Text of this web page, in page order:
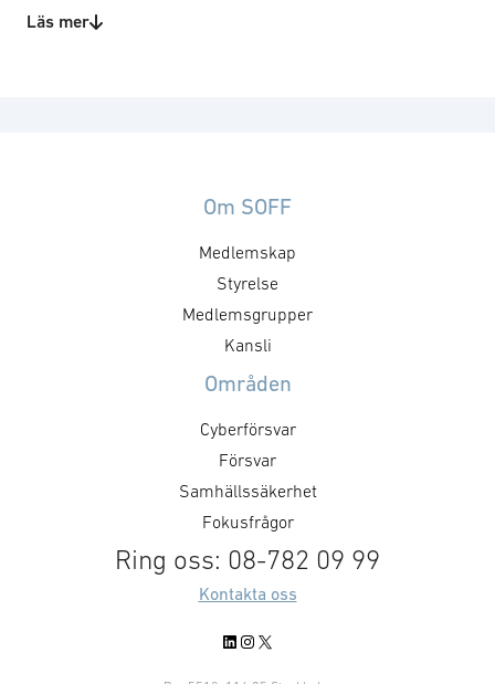
Teknikområden
Läs mer
Om SOFF
Medlemskap
Styrelse
Medlemsgrupper
Kansli
Områden
Cyberförsvar
Försvar
Samhällssäkerhet
Fokusfrågor
Ring oss: 08-782 09 99
Kontakta oss
LinkedIn
Instagram
X